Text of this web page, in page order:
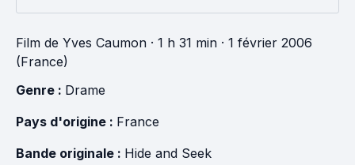
Film de Yves Caumon · 1 h 31 min · 1 février 2006
(France)
Genre : Drame
Pays d'origine : France
Bande originale : Hide and Seek